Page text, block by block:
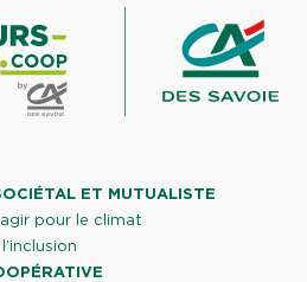
ET MUTUALISTE
pour le climat